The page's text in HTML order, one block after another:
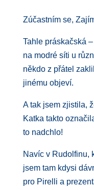
Zúčastním se,
Tahle práskačská
na modré síti u
někdo z přátel
jinému objeví.
A tak jsem zjistila,
Katka takto
to nadchlo!
Navíc v Rudolfinu,
jsem tam kdysi
pro Pirelli a